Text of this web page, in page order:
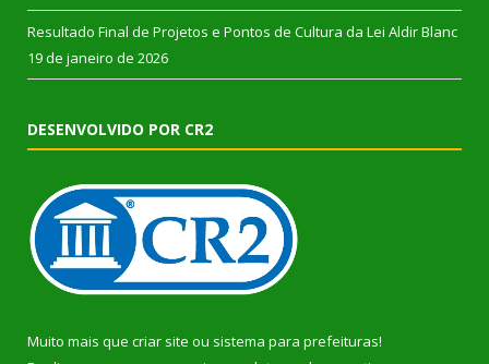
Resultado Final de Projetos e Pontos de Cultura da Lei Aldir Blanc
19 de janeiro de 2026
DESENVOLVIDO POR CR2
Muito mais que criar site ou sistema para prefeituras!